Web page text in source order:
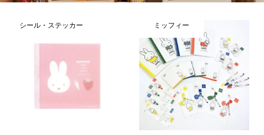
シール・ステッカー ミッフィー